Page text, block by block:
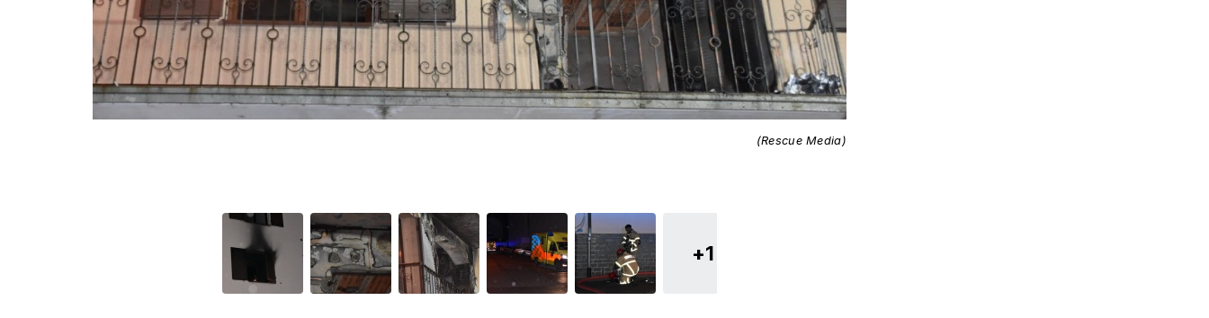
(Rescue Media)
+1